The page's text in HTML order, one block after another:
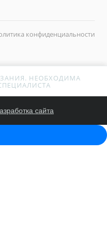
конфиденциальности
НЕОБХОДИМА
сайта